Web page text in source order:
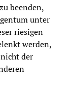
beenden,
unter
riesigen
werden,
der